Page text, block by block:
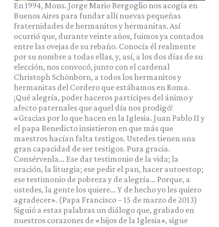
En 1994, Mons. Jorge Mario Bergoglio nos acogía en
Buenos Aires para fundar allí nuevas pequeñas
fraternidades de hermanitos y hermanitas. Así
ocurrió que, durante veinte años, fuimos ya contados
entre las ovejas de su rebaño. Conocía él realmente
por su nombre a todas ellas, y, así, a los dos días de su
elección, nos convocó, junto con el cardenal
Christoph Schönborn, a todos los hermanitos y
hermanitas del Cordero que estábamos en Roma.
¡Qué alegría, poder haceros partícipes del ánimo y
afecto paternales que aquel día nos prodigó!
«Gracias por lo que hacen en la Iglesia. Juan Pablo II y
el papa Benedicto insistieron en que más que
maestros hacían falta testigos. Ustedes tienen una
gran capacidad de ser testigos. Pura gracia.
Consérvenla… Ese dar testimonio de la vida; la
oración, la liturgia; ese pedir el pan, hacer autoestop;
ese testimonio de pobreza y de alegría… Porque, a
ustedes, la gente los quiere… Y de hecho yo les quiero
agradecer». (Papa Francisco – 15 de marzo de 2013)
Siguió a estas palabras un diálogo que, grabado en
nuestros corazones de «hijos de la Iglesia», sigue